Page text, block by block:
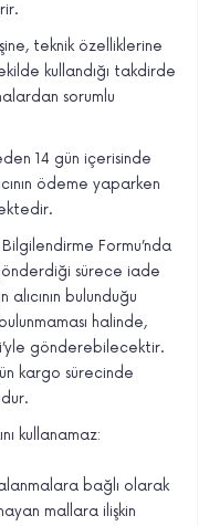
teknik özelliklerine
kullandığı takdirde
sorumlu
14 gün içerisinde
ödeme yaparken
Formu’nda
sürece iade
bulunduğu
halinde,
gönderebilecektir.
kargo sürecinde
kullanamaz:
bağlı olarak
mallara ilişkin